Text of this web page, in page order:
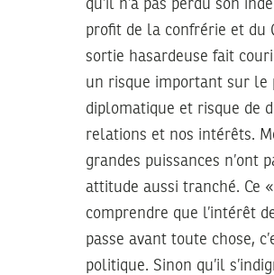
qu’il n’a pas perdu son
profit de la confrérie et du
sortie hasardeuse fait
un risque important sur le
diplomatique et risque de
relations et nos intérêts.
grandes puissances n’ont
attitude aussi tranché. Ce
comprendre que l’intérêt
passe avant toute chose,
politique. Sinon qu’il